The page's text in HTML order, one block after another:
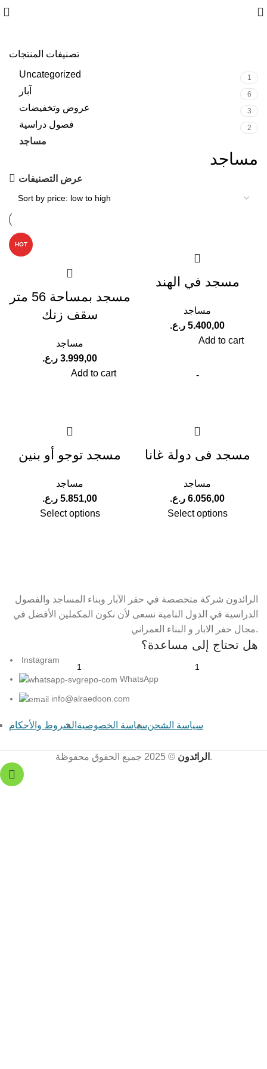
تصنيفات المنتجات
Uncategorized
1
آبار 6
عروض وتخفيضات 3
فصول دراسية 2
مساجد
مساجد
عرض التصنيفات
HOT
مسجد بمساحة 56 متر
سقف زنك
مساجد
ر.ع.
Add to cart
مسجد في الهند
مساجد
ر.ع.
Add to cart
مسجد توجو أو بنين
مساجد
ر.ع.
Select options
مسجد فى دولة غانا
مساجد
ر.ع.
Select options
الرائدون شركة متخصصة في حفر الآبار وبناء المساجد والفصول
الدراسية في الدول النامية نسعى لأن نكون المكملين الأفضل في
مجال حفر الابار و البناء العمراني.
هل تحتاج إلى مساعدة؟
Instagram
WhatsApp
info@alraedoon.com
الشروط والأحكام سياسة الخصوصيةسياسة الشحن
الرائدون © 2025 جميع الحقوق محفوظة.